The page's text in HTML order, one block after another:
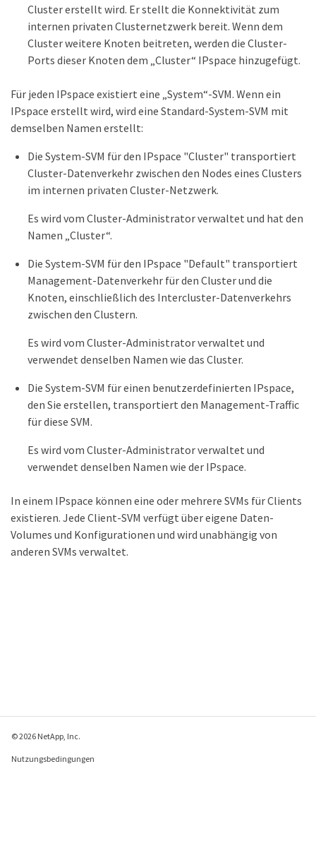
Cluster erstellt wird. Er stellt die Konnektivität zum
internen privaten Clusternetzwerk bereit. Wenn dem
Cluster weitere Knoten beitreten, werden die Cluster-
Ports dieser Knoten dem „Cluster“ IPspace hinzugefügt.
Für jeden IPspace existiert eine „System“-SVM. Wenn ein
IPspace erstellt wird, wird eine Standard-System-SVM mit
demselben Namen erstellt:
Die System-SVM für den IPspace "Cluster" transportiert
Cluster-Datenverkehr zwischen den Nodes eines Clusters
im internen privaten Cluster-Netzwerk.
Es wird vom Cluster-Administrator verwaltet und hat den
Namen „Cluster“.
Die System-SVM für den IPspace "Default" transportiert
Management-Datenverkehr für den Cluster und die
Knoten, einschließlich des Intercluster-Datenverkehrs
zwischen den Clustern.
Es wird vom Cluster-Administrator verwaltet und
verwendet denselben Namen wie das Cluster.
Die System-SVM für einen benutzerdefinierten IPspace,
den Sie erstellen, transportiert den Management-Traffic
für diese SVM.
Es wird vom Cluster-Administrator verwaltet und
verwendet denselben Namen wie der IPspace.
In einem IPspace können eine oder mehrere SVMs für Clients
existieren. Jede Client-SVM verfügt über eigene Daten-
Volumes und Konfigurationen und wird unabhängig von
anderen SVMs verwaltet.
© 2026 NetApp, Inc.
Nutzungsbedingungen